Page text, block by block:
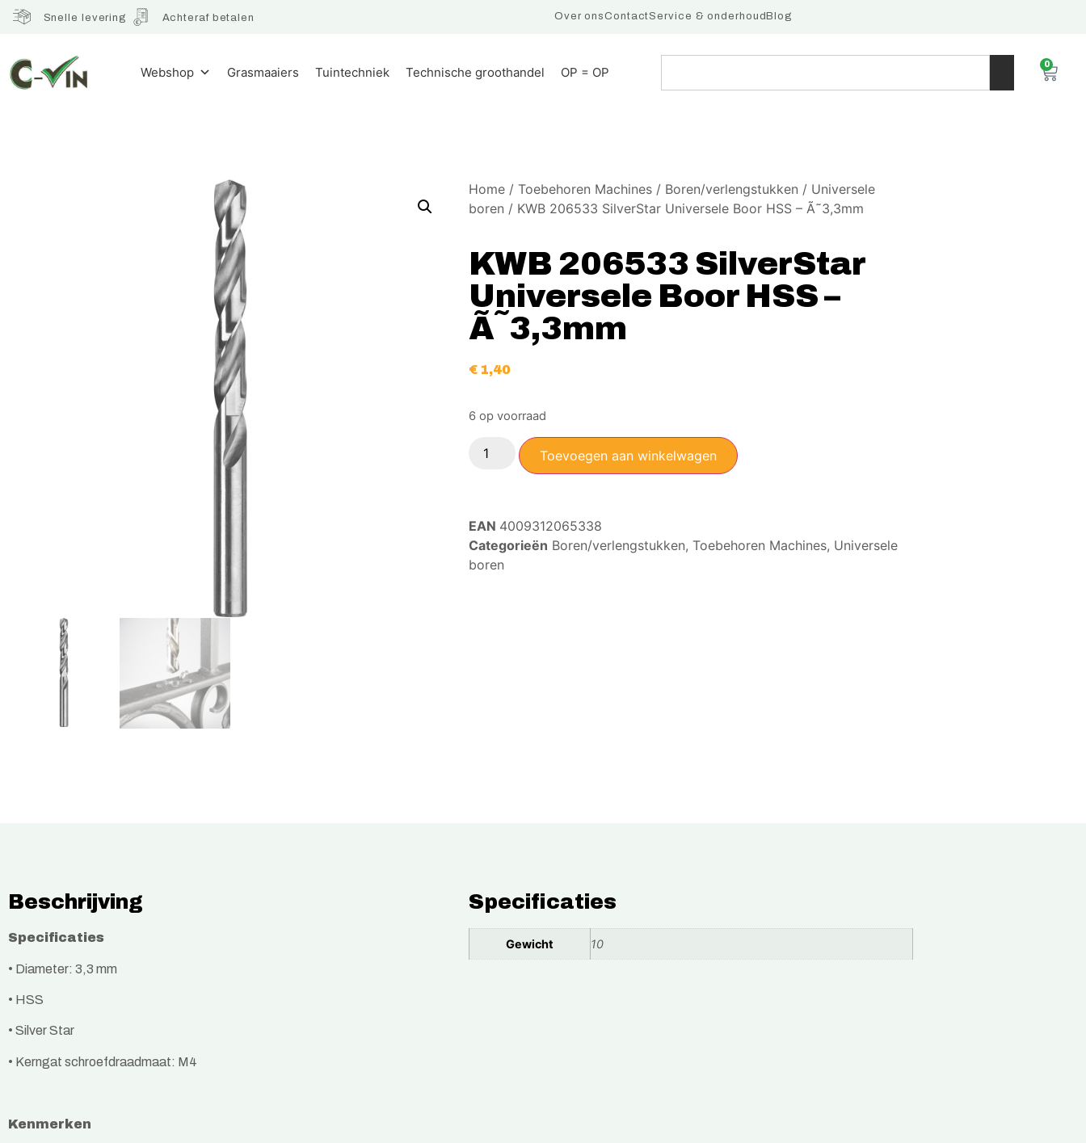
Snelle levering Achteraf betalen Over onsContactService & onderhoudBlog
Webshop Grasmaaiers Tuintechniek Technische groothandel OP = OP
0
Home / Toebehoren Machines / Boren/verlengstukken / Universele
boren / KWB 206533 SilverStar Universele Boor HSS – Ã˜3,3mm
KWB 206533 SilverStar
Universele Boor HSS –
Ã˜3,3mm
€ 1,40
6 op voorraad
Toevoegen aan winkelwagen
EAN 4009312065338
Categorieën Boren/verlengstukken, Toebehoren Machines, Universele
boren
Beschrijving
Specificaties
• Diameter: 3,3 mm
• HSS
• Silver Star
• Kerngat schroefdraadmaat: M4
Kenmerken
Specificaties
Gewicht 10